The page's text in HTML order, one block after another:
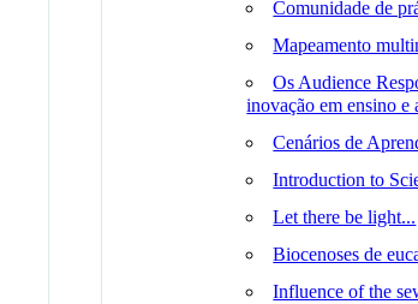
Comunidade de
Mapeamento
Os Audience
inovação em ensino e
Cenários de
Introduction to
Let there be light...
Biocenoses de
Influence of the